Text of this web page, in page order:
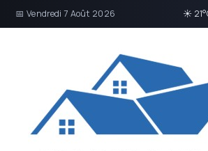
📅 Vendredi 7 Août 2026 ☀